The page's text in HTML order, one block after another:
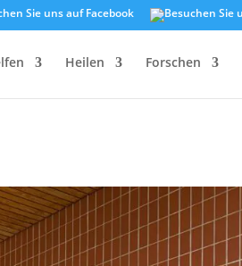
Heilen Forschen